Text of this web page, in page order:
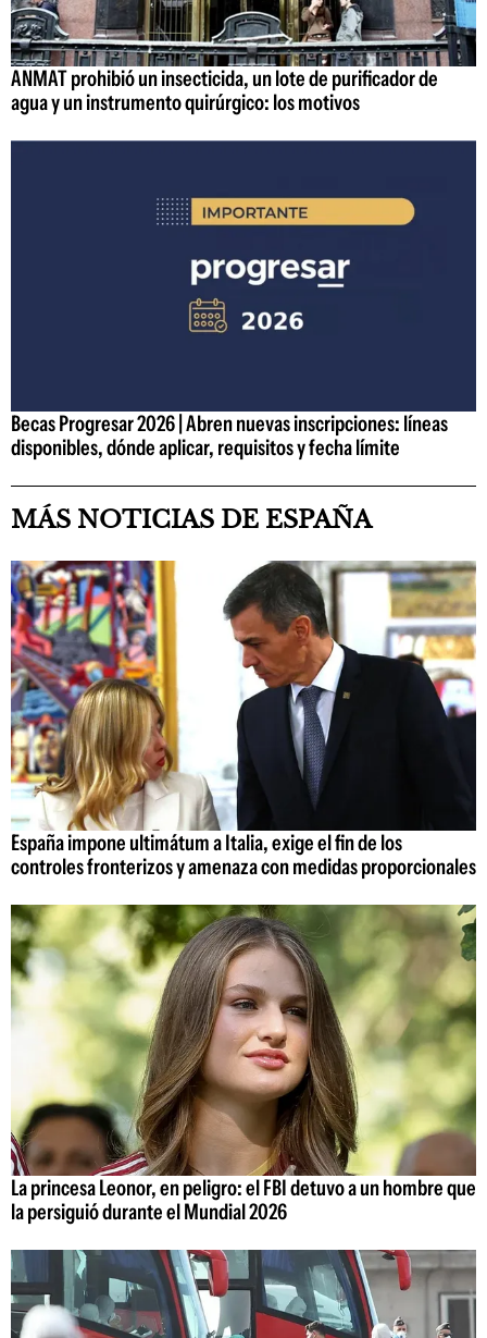
ANMAT prohibió un insecticida, un lote de purificador de
agua y un instrumento quirúrgico: los motivos
Becas Progresar 2026 | Abren nuevas inscripciones: líneas
disponibles, dónde aplicar, requisitos y fecha límite
MÁS NOTICIAS DE ESPAÑA
España impone ultimátum a Italia, exige el fin de los
controles fronterizos y amenaza con medidas proporcionales
La princesa Leonor, en peligro: el FBI detuvo a un hombre que
la persiguió durante el Mundial 2026